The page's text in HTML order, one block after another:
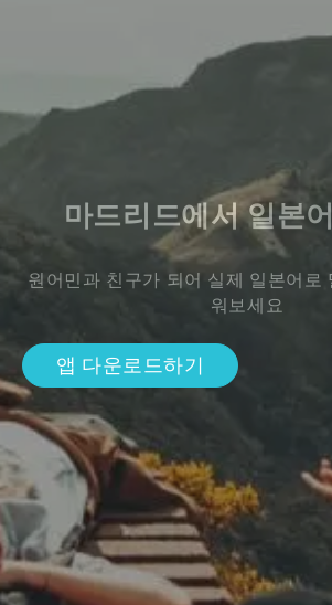
마드리드에서 일본
원어민과 친구가 되어 실제 일본어로
워보세요
앱 다운로드하기